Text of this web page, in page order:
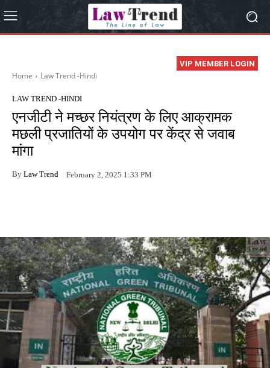
VIP MEMBER LOGIN
Home Law Trend -Hindi
LAW TREND -HINDI
एनजीटी ने मच्छर नियंत्रण के लिए आक्रामक
मछली प्रजातियों के उपयोग पर केंद्र से जवाब
मांगा
By Law Trend February 2, 2025 1:33 PM